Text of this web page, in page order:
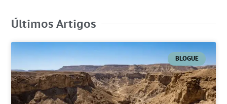
Últimos Artigos
BLOGUE